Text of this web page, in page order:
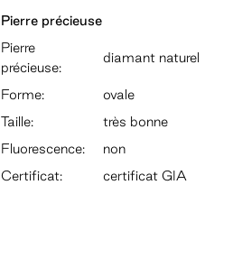
Pierre précieuse
Pierre
précieuse:
diamant naturel
Forme:
ovale
Taille:
très bonne
Fluorescence:
non
Certificat:
certificat GIA